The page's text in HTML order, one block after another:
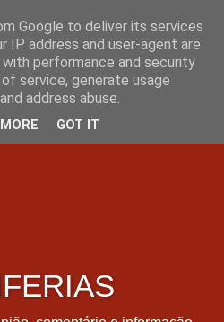
Google to deliver its services
IP address and user-agent are
performance and security
service, generate usage
address abuse.
GOT IT